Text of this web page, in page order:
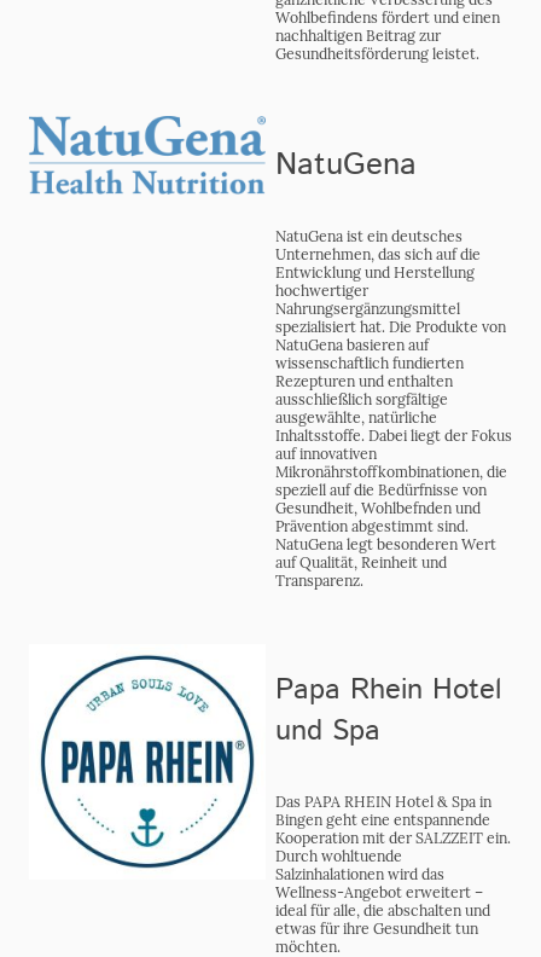
Wohlbefindens fördert und einen
nachhaltigen Beitrag zur
Gesundheitsförderung leistet.
NatuGena
NatuGena ist ein deutsches
Unternehmen, das sich auf die
Entwicklung und Herstellung
hochwertiger
Nahrungsergänzungsmittel
spezialisiert hat. Die Produkte von
NatuGena basieren auf
wissenschaftlich fundierten
Rezepturen und enthalten
ausschließlich sorgfältige
ausgewählte, natürliche
Inhaltsstoffe. Dabei liegt der Fokus
auf innovativen
Mikronährstoffkombinationen, die
speziell auf die Bedürfnisse von
Gesundheit, Wohlbefnden und
Prävention abgestimmt sind.
NatuGena legt besonderen Wert
auf Qualität, Reinheit und
Transparenz.
Papa Rhein Hotel
und Spa
Das PAPA RHEIN Hotel & Spa in
Bingen geht eine entspannende
Kooperation mit der SALZZEIT ein.
Durch wohltuende
Salzinhalationen wird das
Wellness-Angebot erweitert –
ideal für alle, die abschalten und
etwas für ihre Gesundheit tun
möchten.